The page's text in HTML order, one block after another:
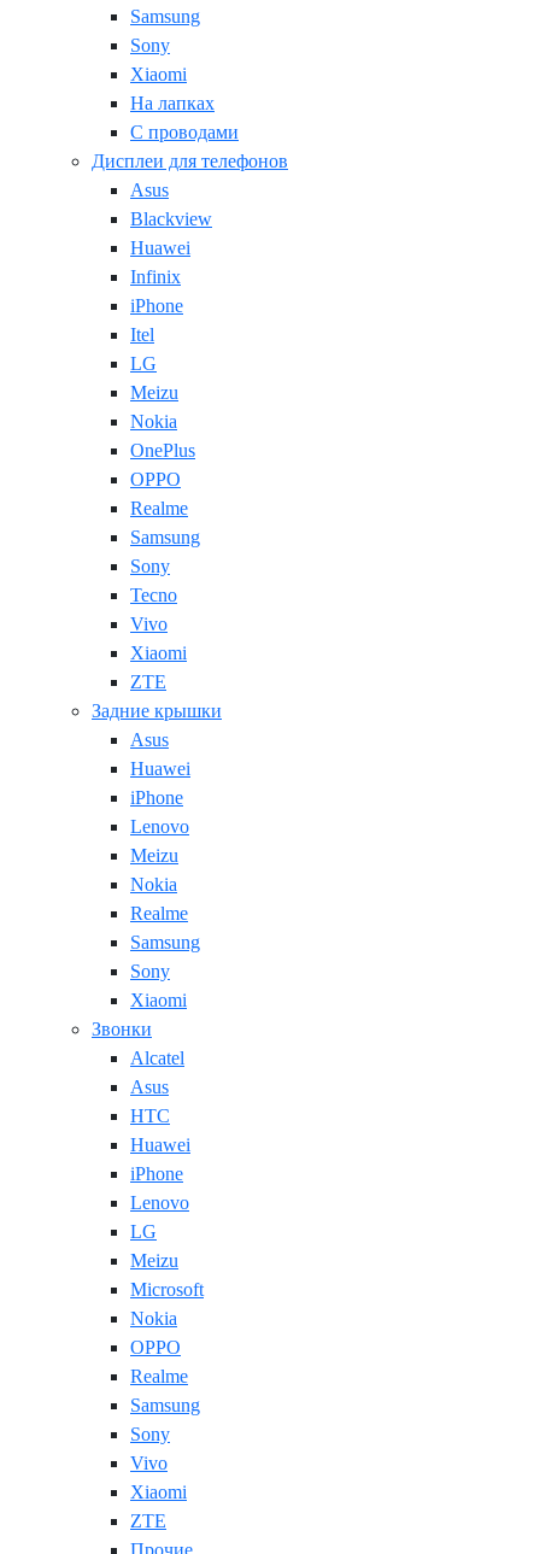
Samsung
Sony
Xiaomi
На лапках
С проводами
Дисплеи для телефонов
Asus
Blackview
Huawei
Infinix
iPhone
Itel
LG
Meizu
Nokia
OnePlus
OPPO
Realme
Samsung
Sony
Tecno
Vivo
Xiaomi
ZTE
Задние крышки
Asus
Huawei
iPhone
Lenovo
Meizu
Nokia
Realme
Samsung
Sony
Xiaomi
Звонки
Alcatel
Asus
HTC
Huawei
iPhone
Lenovo
LG
Meizu
Microsoft
Nokia
OPPO
Realme
Samsung
Sony
Vivo
Xiaomi
ZTE